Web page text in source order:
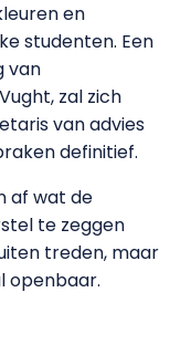
en
studenten. Een
van
zal zich
van advies
definitief.
af wat de
te zeggen
treden, maar
openbaar.